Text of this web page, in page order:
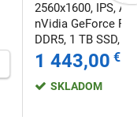
2560x1600, IPS,
nVidia GeForce
DDR5, 1 TB SSD,
1 443,00 €
SKLADOM